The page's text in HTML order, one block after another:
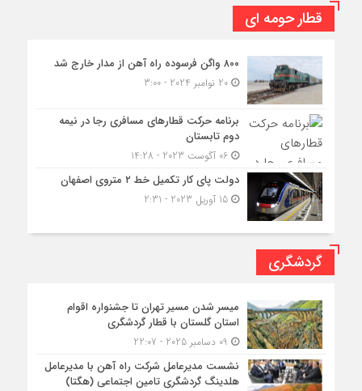
قطار حومه ای
۸۰۰ واگن فرسوده راه آهن از مدار خارج شد
20 نوامبر 2024 - 3:00
برنامه حرکت قطارهای مسافری رجا در نیمه
دوم تابستان
06 آگوست 2023 - 14:28
دولت پای کار تکمیل خط ۲ متروی اصفهان
15 آوریل 2023 - 2:31
گردشگری
میسر شدن مسیر تهران تا جشنواره اقوام
استان گلستان با قطار گردشگری
نشست مدیرعامل شرکت راه آهن با مدیرعامل
هلدینگ گردشگری تامین اجتماعی (هگتا)